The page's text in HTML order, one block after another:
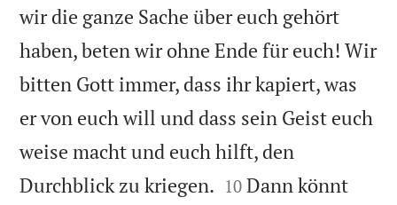
wir die ganze Sache über euch gehört
haben, beten wir ohne Ende für euch! Wir
bitten Gott immer, dass ihr kapiert, was
er von euch will und dass sein Geist euch
weise macht und euch hilft, den
Durchblick zu kriegen. 

10 Dann könnt